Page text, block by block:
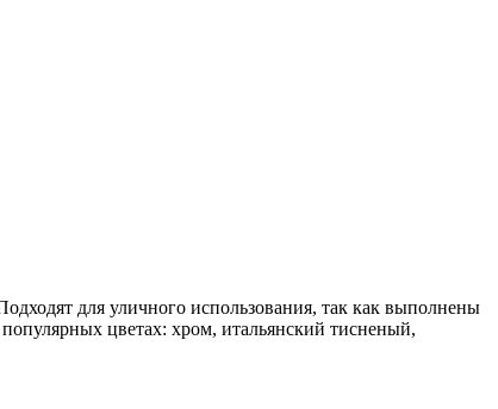
для уличного использования, так как выполнены
цветах: хром, итальянский тисненый,